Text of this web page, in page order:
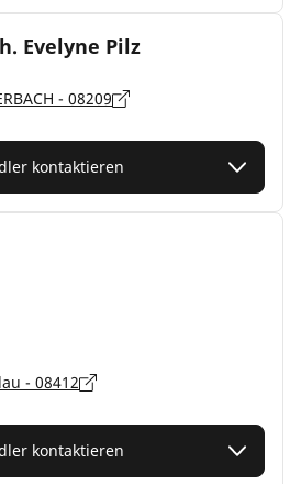
Evelyne Pilz
- 08209
kontaktieren
- 08412
kontaktieren